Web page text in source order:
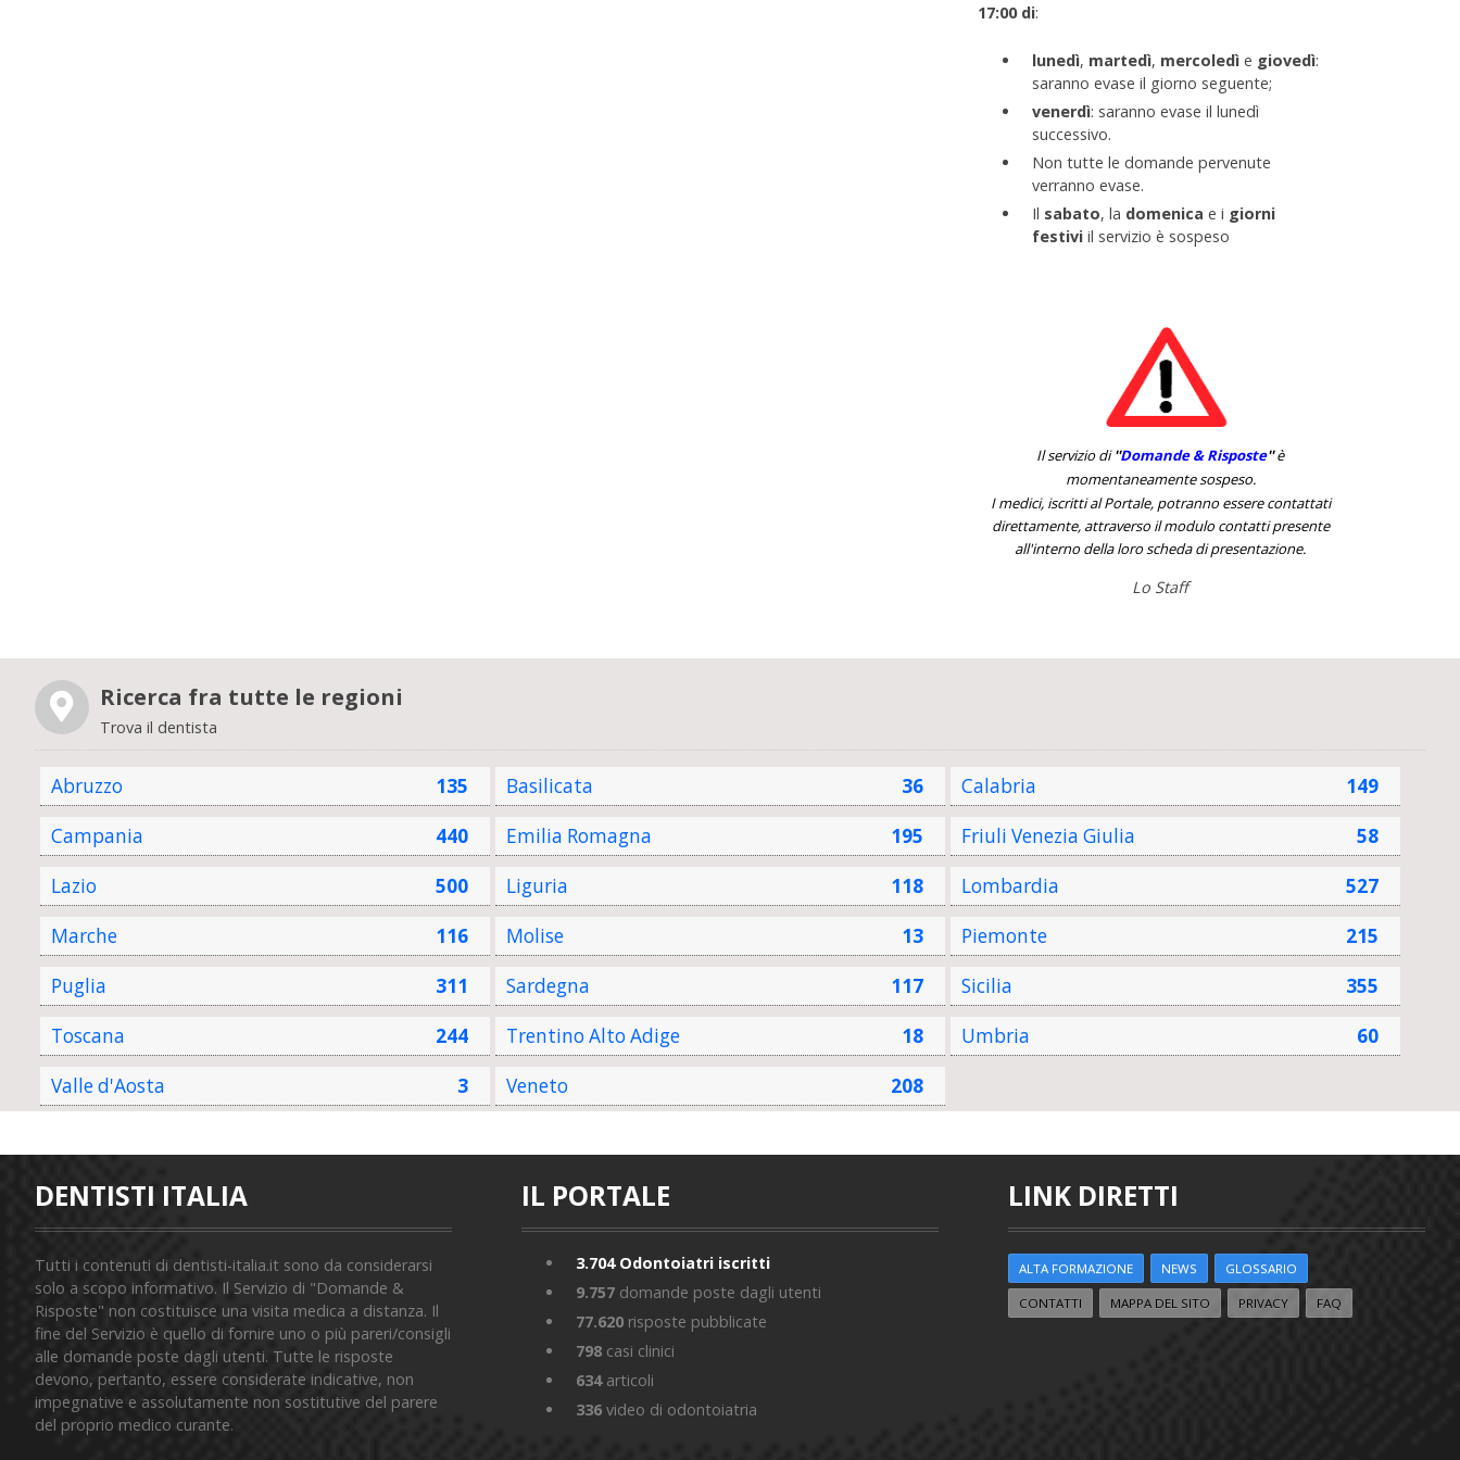
17:00 di:
lunedì, martedì, mercoledì e giovedì:
saranno evase il giorno seguente;
venerdì: saranno evase il lunedì
successivo.
Non tutte le domande pervenute
verranno evase.
Il sabato, la domenica e i giorni
festiviil servizio è sospeso
Il servizio di''Domande & Risposte''è
momentaneamente sospeso.
I medici, iscritti al Portale, potranno essere contattati
direttamente, attraverso il modulo contatti presente
all'interno della loro scheda di presentazione.
Lo Staff
Ricerca fra tutte le regioni
Trova il dentista
Abruzzo 135 Basilicata 36 Calabria
149
Campania
440 Emilia Romagna 195 Friuli Venezia Giulia
58
Lazio
500 Liguria 118 Lombardia
527
Marche
116 Molise 13 Piemonte
215
Puglia
311 Sardegna 117 Sicilia
355
Toscana
244 Trentino Alto Adige 18 Umbria
60
Valle d'Aosta
3 Veneto 208
DENTISTI ITALIA
Tutti i contenuti di dentisti-italia.it sono da considerarsi
solo a scopo informativo. Il Servizio di "Domande &
Risposte" non costituisce una visita medica a distanza. Il
fine del Servizio è quello di fornire uno o più pareri/consigli
alle domande poste dagli utenti. Tutte le risposte
devono, pertanto, essere considerate indicative, non
impegnative e assolutamente non sostitutive del parere
del proprio medico curante.
IL PORTALE
3.704Odontoiatri iscritti
9.757 domande poste dagli utenti
77.620 risposte pubblicate
798 casi clinici
634articoli
336 video di odontoiatria
LINK DIRETTI
ALTA FORMAZIONE NEWS GLOSSARIO
CONTATTI MAPPA DEL SITO PRIVACY FAQ